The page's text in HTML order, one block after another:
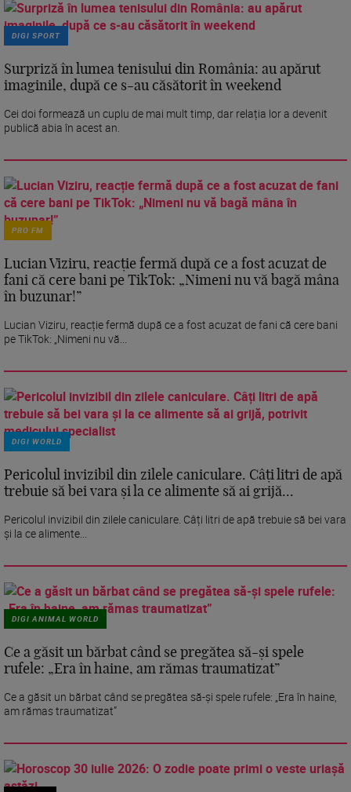
DIGI SPORT
Surpriză în lumea tenisului din România: au apărut
imaginile, după ce s-au căsătorit în weekend
Cei doi formează un cuplu de mai mult timp, dar relația lor a devenit
publică abia în acest an.
PRO FM
Lucian Viziru, reacție fermă după ce a fost acuzat de
fani că cere bani pe TikTok: „Nimeni nu vă bagă mâna
în buzunar!”
Lucian Viziru, reacție fermă după ce a fost acuzat de fani că cere bani
pe TikTok: „Nimeni nu vă...
DIGI WORLD
Pericolul invizibil din zilele caniculare. Câți litri de apă
trebuie să bei vara și la ce alimente să ai grijă...
Pericolul invizibil din zilele caniculare. Câți litri de apă trebuie să bei vara
și la ce alimente...
DIGI ANIMAL WORLD
Ce a găsit un bărbat când se pregătea să-și spele
rufele: „Era în haine, am rămas traumatizat”
Ce a găsit un bărbat când se pregătea să-și spele rufele: „Era în haine,
am rămas traumatizat”